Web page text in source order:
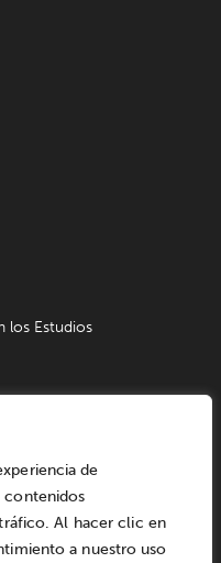
de
contenidos
Al hacer clic en
a nuestro uso
los Estudios